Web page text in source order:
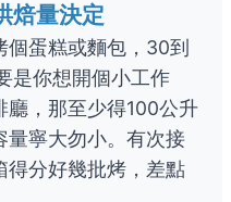
焙量決定
蛋糕或麵包，30到
是你想開個小工作
廳，那至少得100公升
量寧大勿小。有次接
得分好幾批烤，差點